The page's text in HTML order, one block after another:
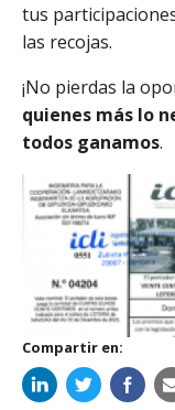
tus
las recojas.
¡No pierdas la
quienes más lo
todos ganamos.
Compartir en: